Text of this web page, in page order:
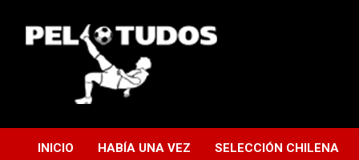
contenido
INICIO HABÍA UNA VEZ SELECCIÓN CHILENA